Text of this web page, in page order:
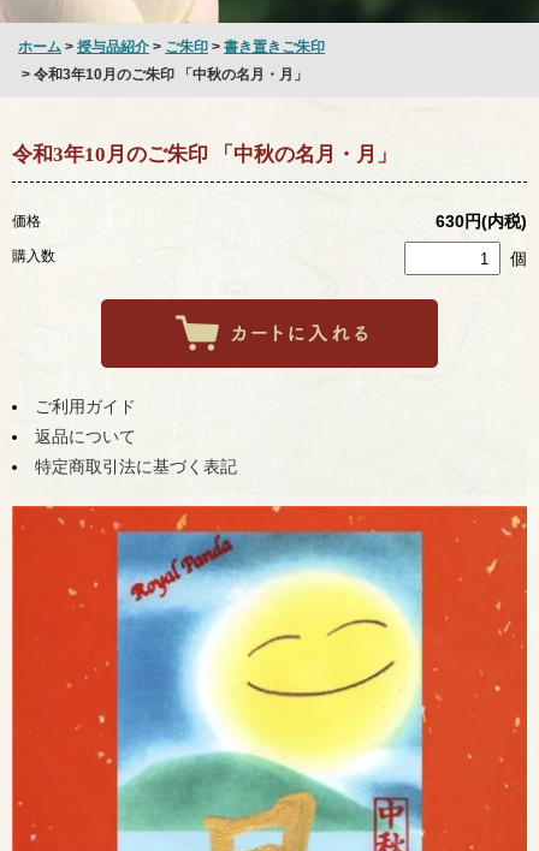
ホーム > 授与品紹介 > ご朱印 > 書き置きご朱印
> 令和3年10月のご朱印 「中秋の名月・月」
令和3年10月のご朱印 「中秋の名月・月」
価格 630円(内税)
購入数 個
ご利用ガイド
返品について
特定商取引法に基づく表記